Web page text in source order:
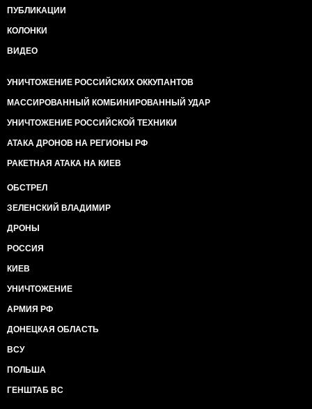
ПУБЛИКАЦИИ
КОЛОНКИ
ВИДЕО
УНИЧТОЖЕНИЕ РОССИЙСКИХ ОККУПАНТОВ
МАССИРОВАННЫЙ КОМБИНИРОВАННЫЙ УДАР
УНИЧТОЖЕНИЕ РОССИЙСКОЙ ТЕХНИКИ
АТАКА ДРОНОВ НА РЕГИОНЫ РФ
РАКЕТНАЯ АТАКА НА КИЕВ
ОБСТРЕЛ
ЗЕЛЕНСКИЙ ВЛАДИМИР
ДРОНЫ
РОССИЯ
КИЕВ
УНИЧТОЖЕНИЕ
АРМИЯ РФ
ДОНЕЦКАЯ ОБЛАСТЬ
ВСУ
ПОЛЬША
ГЕНШТАБ ВС